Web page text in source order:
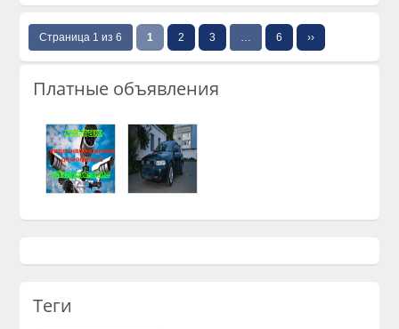
Страница 1 из 6 1 2 3 … 6 ››
Платные объявления
Теги